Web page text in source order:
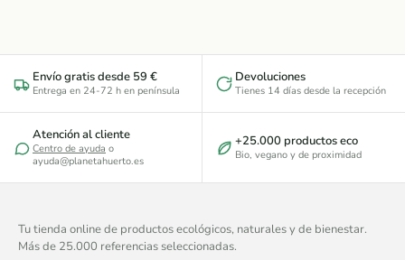
Envío gratis desde 59 €
Entrega en 24-72 h en península
Devoluciones
Tienes 14 días desde la recepción
Atención al cliente
Centro de ayuda o
ayuda@planetahuerto.es
+25.000 productos eco
Bio, vegano y de proximidad
Tu tienda online de productos ecológicos, naturales y de bienestar.
Más de 25.000 referencias seleccionadas.